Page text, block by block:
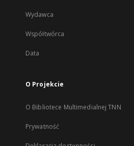
Wydawca
Współtwórca
Data
O Projekcie
O Bibliotece Multimedialnej TNN
Prywatność